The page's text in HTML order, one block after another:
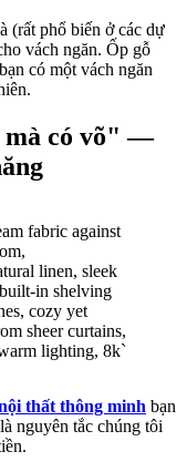
(rất phổ biến ở các dự
vách ngăn. Ốp gỗ
có một vách ngăn
mà có võ" —
thất thông minh bạn
nguyên tắc chúng tôi